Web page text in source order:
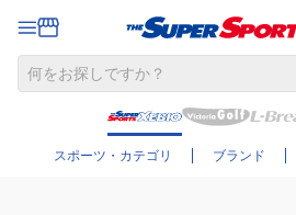
スポーツ・カテゴリ ブランド
さらに絞り込む